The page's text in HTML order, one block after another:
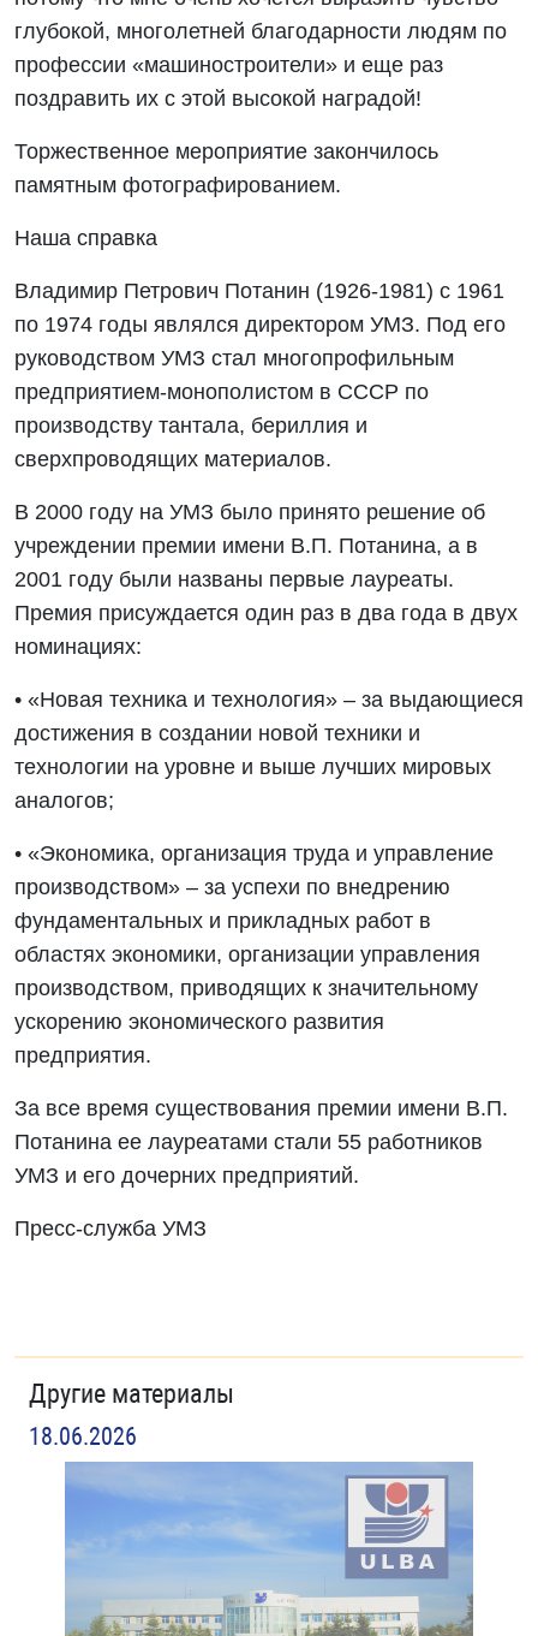
глубокой, многолетней благодарности людям по
профессии «машиностроители» и еще раз
поздравить их с этой высокой наградой!
Торжественное мероприятие закончилось
памятным фотографированием.
Наша справка
Владимир Петрович Потанин (1926-1981) с 1961
по 1974 годы являлся директором УМЗ. Под его
руководством УМЗ стал многопрофильным
предприятием-монополистом в СССР по
производству тантала, бериллия и
сверхпроводящих материалов.
В 2000 году на УМЗ было принято решение об
учреждении премии имени В.П. Потанина, а в
2001 году были названы первые лауреаты.
Премия присуждается один раз в два года в двух
номинациях:
• «Новая техника и технология» – за выдающиеся
достижения в создании новой техники и
технологии на уровне и выше лучших мировых
аналогов;
• «Экономика, организация труда и управление
производством» – за успехи по внедрению
фундаментальных и прикладных работ в
областях экономики, организации управления
производством, приводящих к значительному
ускорению экономического развития
предприятия.
За все время существования премии имени В.П.
Потанина ее лауреатами стали 55 работников
УМЗ и его дочерних предприятий.
Пресс-служба УМЗ
Другие материалы
18.06.2026